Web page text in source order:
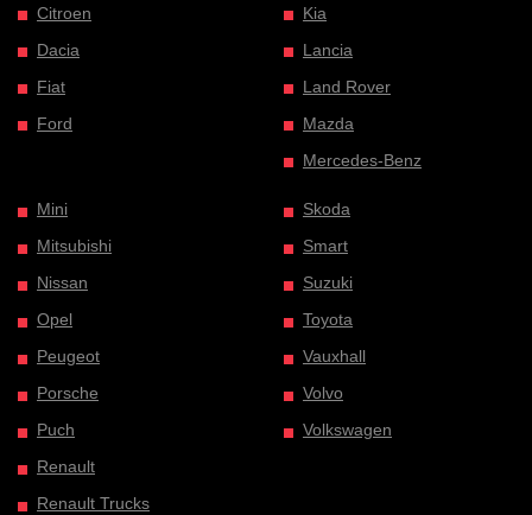
Citroen
Dacia
Fiat
Ford
Kia
Lancia
Land Rover
Mazda
Mercedes-Benz
Mini
Mitsubishi
Nissan
Opel
Peugeot
Porsche
Puch
Renault
Renault Trucks
Skoda
Smart
Suzuki
Toyota
Vauxhall
Volvo
Volkswagen